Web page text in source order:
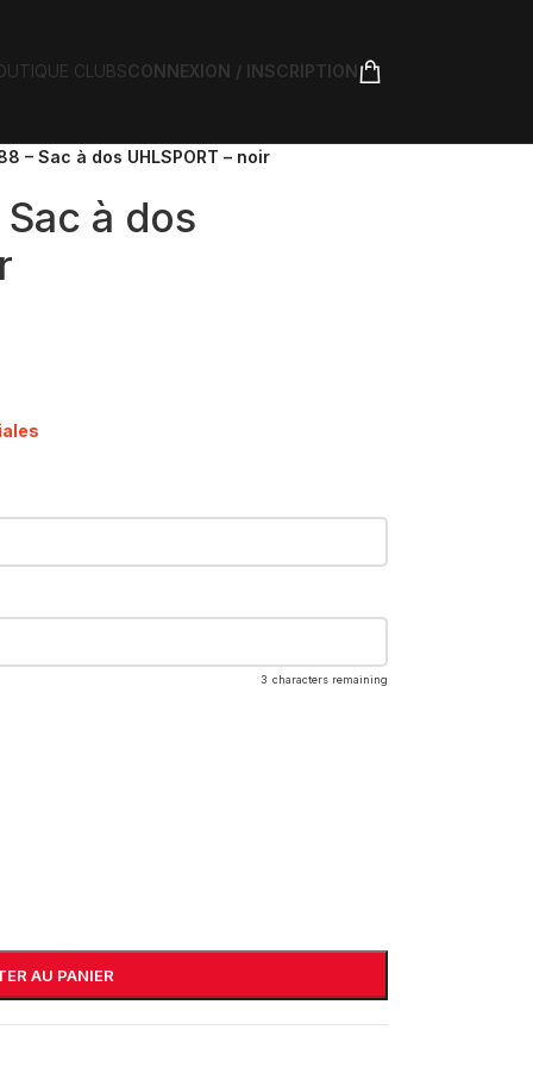
CLUBSCONNEXION / INSCRIPTION
– Sac à dos UHLSPORT – noir
à dos
3 characters remaining
AU PANIER